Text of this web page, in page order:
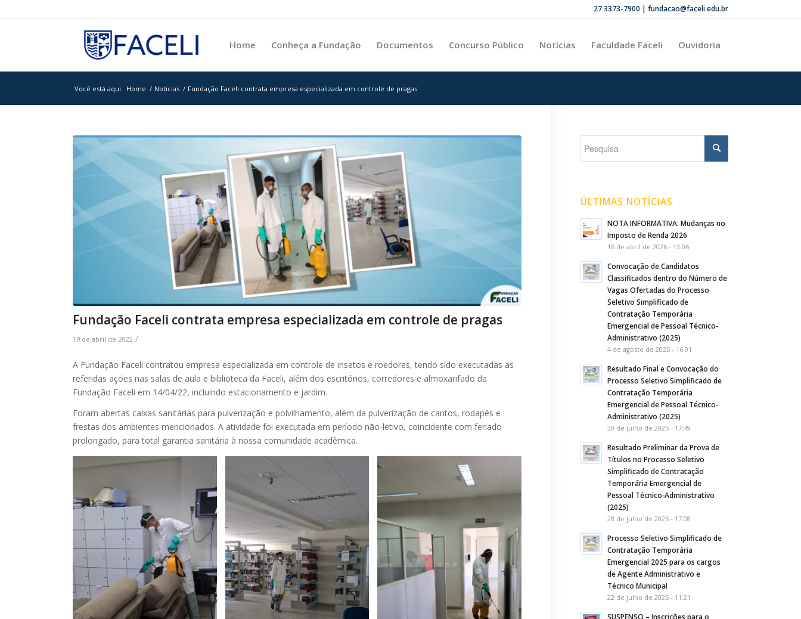
27 3373-7900 | fundacao@faceli.edu.br
Home Conheça a Fundação Documentos Concurso Público Notícias Faculdade Faceli Ouvidoria
Você está aqui: Home / Noticias / Fundação Faceli contrata empresa especializada em controle de pragas
Fundação Faceli contrata empresa especializada em controle de pragas
19 de abril de 2022 /
A Fundação Faceli contratou empresa especializada em controle de insetos e roedores, tendo sido executadas as
referidas ações nas salas de aula e biblioteca da Faceli, além dos escritórios, corredores e almoxarifado da
Fundação Faceli em 14/04/22, incluindo estacionamento e jardim.
Foram abertas caixas sanitárias para pulverização e polvilhamento, além da pulverização de cantos, rodapés e
frestas dos ambientes mencionados. A atividade foi executada em período não-letivo, coincidente com feriado
prolongado, para total garantia sanitária à nossa comunidade acadêmica.
ÚLTIMAS NOTÍCIAS
NOTA INFORMATIVA: Mudanças no
Imposto de Renda 2026
16 de abril de 2026 - 13:06
Convocação de Candidatos
Classificados dentro do Número de
Vagas Ofertadas do Processo
Seletivo Simplificado de
Contratação Temporária
Emergencial de Pessoal Técnico-
Administrativo (2025)
4 de agosto de 2025 - 16:01
Resultado Final e Convocação do
Processo Seletivo Simplificado de
Contratação Temporária
Emergencial de Pessoal Técnico-
Administrativo (2025)
30 de julho de 2025 - 17:49
Resultado Preliminar da Prova de
Títulos no Processo Seletivo
Simplificado de Contratação
Temporária Emergencial de
Pessoal Técnico-Administrativo
(2025)
28 de julho de 2025 - 17:08
Processo Seletivo Simplificado de
Contratação Temporária
Emergencial 2025 para os cargos
de Agente Administrativo e
Técnico Municipal
22 de julho de 2025 - 11:21
SUSPENSO – Inscrições para o